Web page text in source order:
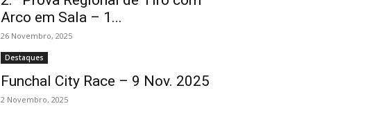
Arco em Sala – 1...
26 Novembro, 2025
Destaques
Funchal City Race – 9 Nov. 2025
2 Novembro, 2025